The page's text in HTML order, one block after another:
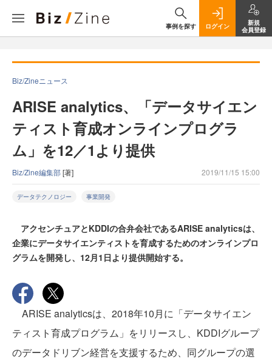
事例を探す ログイン
新規
会員登録
Biz/Zineニュース
ARISE analytics、「データサイエン
ティスト育成オンラインプログラ
ム」を12／1より提供
Biz/Zine編集部[著] 2019/11/15 15:00
データテクノロジー 事業開発
アクセンチュアとKDDIの合弁会社であるARISE analyticsは、
企業にデータサイエンティストを育成するためのオンラインプロ
グラムを開発し、12月1日より提供開始する。
ARISE analyticsは、2018年10月に「データサイエン
ティスト育成プログラム」をリリースし、KDDIグループ
のデータドリブン経営を支援するため、同グループの選